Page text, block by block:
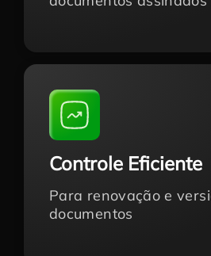
Controle Eficiente
Para renovação e
documentos